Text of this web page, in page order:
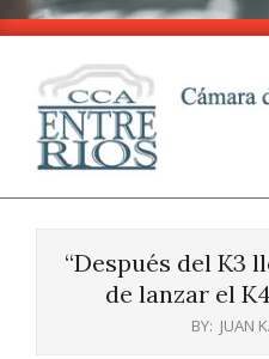
Skip
content
CCA
Entre
“Después del K3
de lanzar el
BY: JUAN